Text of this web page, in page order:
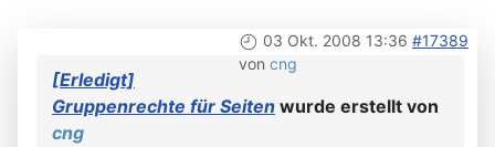
03 Okt. 2008 13:36 #17389
von cng
[Erledigt]
Gruppenrechte für Seiten wurde erstellt von
cng